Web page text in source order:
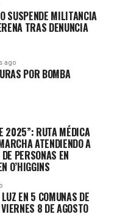
SUSPENDE MILITANCIA
TRAS DENUNCIA
ago
POR BOMBA
2025”: RUTA MÉDICA
ATENDIENDO A
PERSONAS EN
O’HIGGINS
EN 5 COMUNAS DE
8 DE AGOSTO